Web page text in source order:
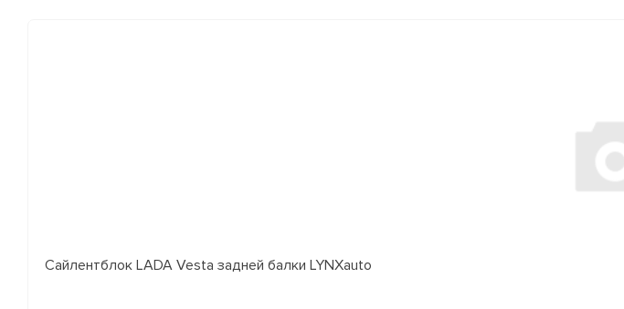
Сайлентблок LADA Vesta задней балки LYNXauto